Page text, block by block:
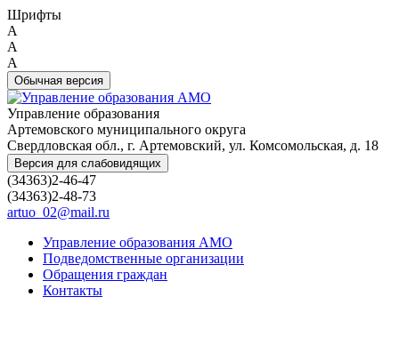
Шрифты
A
A
A
Обычная версия
Управление образования
Артемовского муниципального округа
Свердловская обл., г. Артемовский, ул. Комсомольская, д. 18
Версия для слабовидящих
(34363)2-46-47
(34363)2-48-73
artuo_02@mail.ru
Управление образования АМО
Подведомственные организации
Обращения граждан
Контакты